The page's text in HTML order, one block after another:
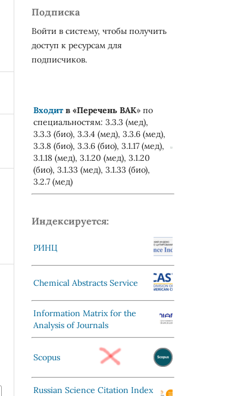
Подписка
Войти в систему, чтобы получить
доступ к ресурсам для
подписчиков.
Входит в «Перечень ВАК» по
специальностям: 3.3.3 (мед),
3.3.3 (био), 3.3.4 (мед), 3.3.6 (мед),
3.3.8 (био), 3.3.6 (био), 3.1.17 (мед),
3.1.18 (мед), 3.1.20 (мед), 3.1.20
(био), 3.1.33 (мед), 3.1.33 (био),
3.2.7 (мед)
Индексируется:
РИНЦ
Chemical Abstracts Service
Information Matrix for the
Analysis of Journals
Scopus
Russian Science Citation Index